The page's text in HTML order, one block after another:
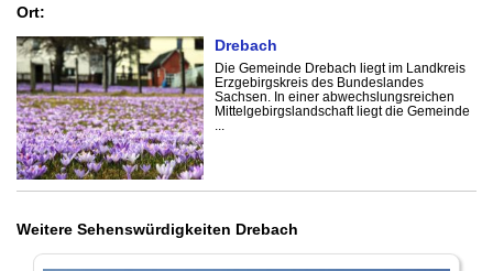
Ort:
Drebach
Die Gemeinde Drebach liegt im Landkreis
Erzgebirgskreis des Bundeslandes
Sachsen. In einer abwechslungsreichen
Mittelgebirgslandschaft liegt die Gemeinde
...
Weitere Sehenswürdigkeiten Drebach